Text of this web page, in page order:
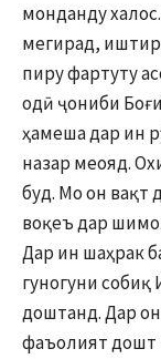
монданду
мегирад,
пиру фартуту
одӣ ҷониби
ҳамеша дар ин
назар меояд.
буд. Мо он вақт
воқеъ дар
Дар ин шаҳрак
гуногуни
доштанд. Дар
фаъолият дошт